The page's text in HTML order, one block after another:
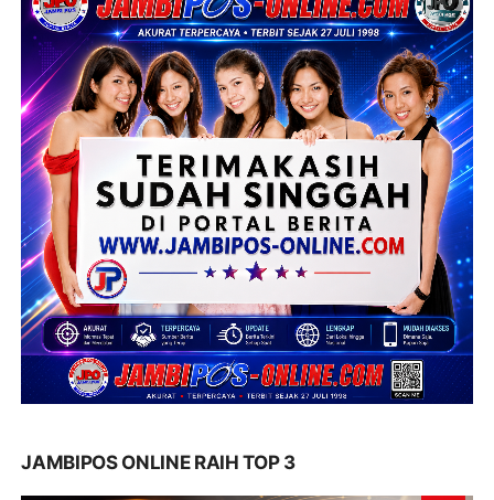
JAMBIPOS ONLINE RAIH TOP 3